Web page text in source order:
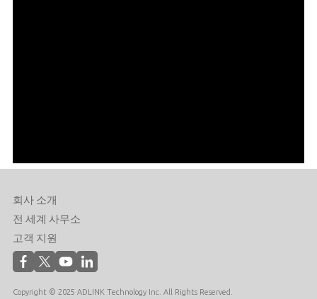
회사 소개
전 세계 사무소
고객 지원
Copyright © 2025 ADLINK Technology Inc. All Rights Reserved.